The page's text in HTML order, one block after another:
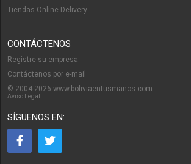
Tiendas Online Delivery
CONTÁCTENOS
Registre su empresa
Contáctenos por e-mail
© 2004-2026 www.boliviaentusmanos.com
Aviso Legal
SÍGUENOS EN: